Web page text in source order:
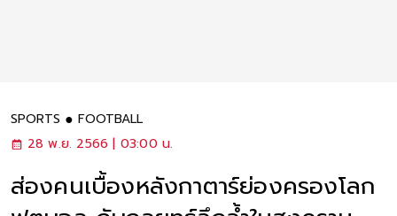
SPORTS
FOOTBALL
28 พ.ย. 2566 | 03:00 น.
ส่องคนเบื้องหลังกาตาร์ย่องครองโลก